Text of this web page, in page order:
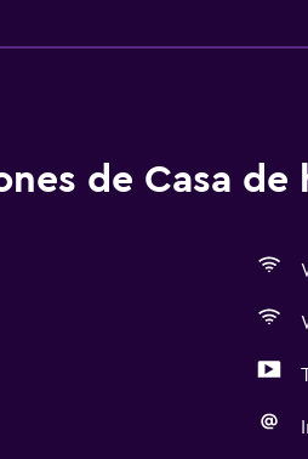
de Casa de